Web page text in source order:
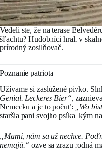
Vedeli ste, že na terase
šľachtu? Hudobníci hrali v
prírodný zosilňovač.
Poznanie patriota
Užívame si zaslúžené pivko.
Genial. Leckeres Bier“,
Nemecku a je to počuť:
„Wo
staršia pani svojho psíka, kým
„Mami, nám sa už nechce.
nemajú.“ ozve sa zrazu rodná